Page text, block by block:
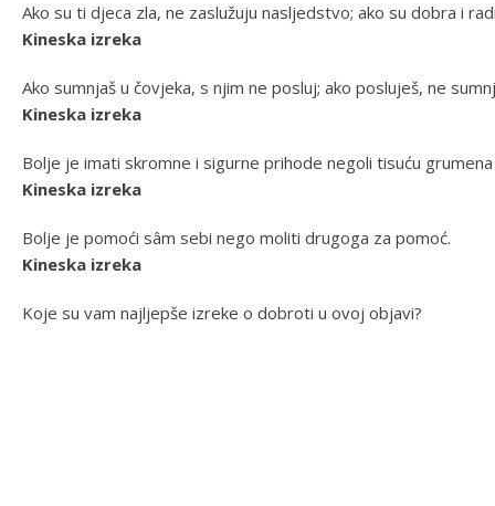
Ako su ti djeca zla, ne zaslužuju nasljedstvo; ako su dobra i
Kineska izreka
Ako sumnjaš u čovjeka, s njim ne posluj; ako posluješ, ne
Kineska izreka
Bolje je imati skromne i sigurne prihode negoli tisuću
Kineska izreka
Bolje je pomoći sâm sebi nego moliti drugoga za pomoć.
Kineska izreka
Koje su vam najljepše izreke o dobroti u ovoj objavi?